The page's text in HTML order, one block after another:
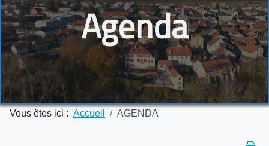
Agenda
Vous êtes ici : Accueil AGENDA